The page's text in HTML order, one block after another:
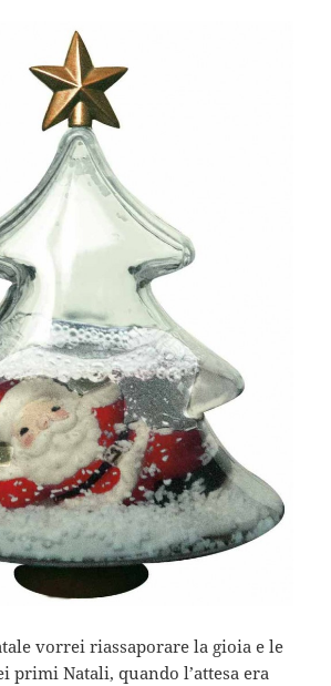
vorrei riassaporare la gioia e le
primi Natali, quando l’attesa era